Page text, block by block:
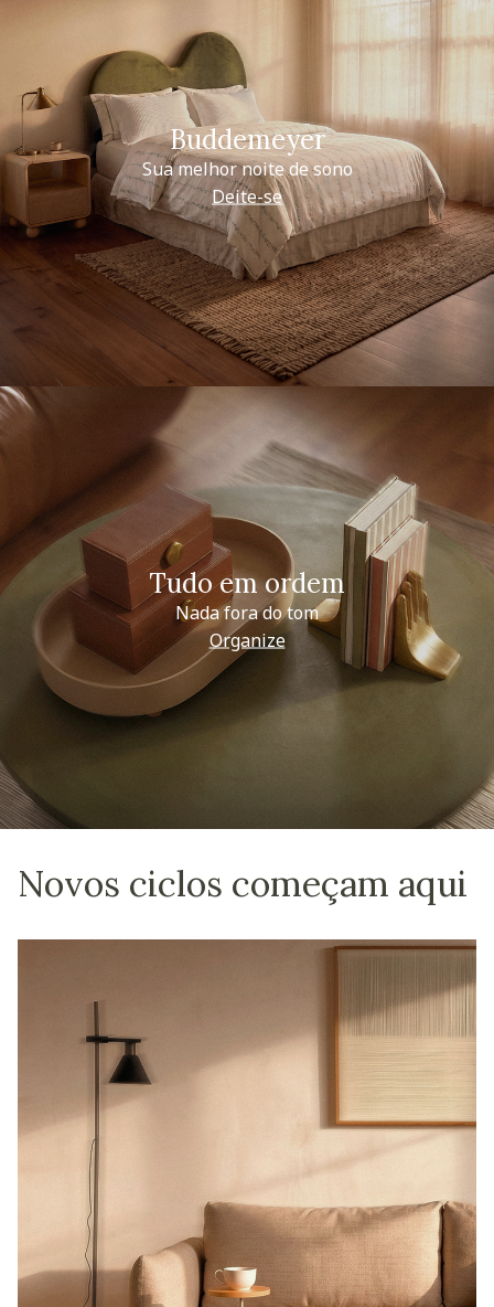
Buddemeyer
Sua melhor noite de sono
Deite-se
Tudo em ordem
Nada fora do tom
Organize
Novos ciclos começam aqui